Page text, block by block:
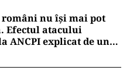
români nu își mai pot
Efectul atacului
ANCPI explicat de un